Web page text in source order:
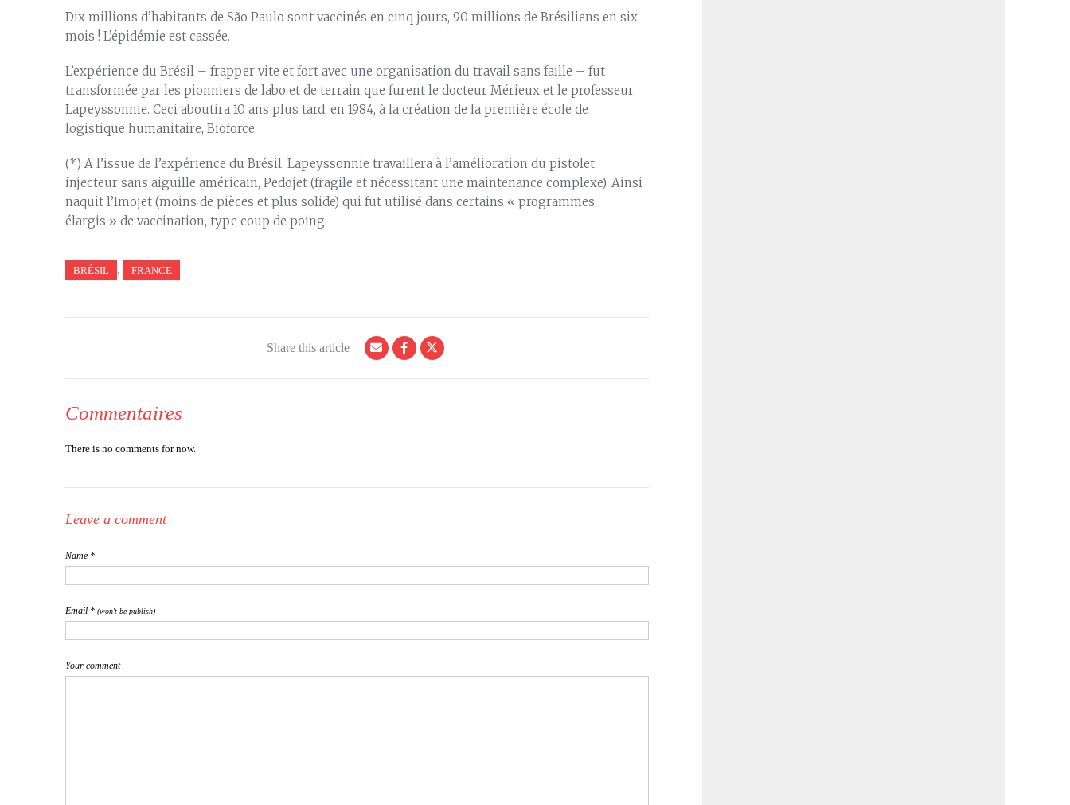
Dix millions d’habitants de São Paulo sont vaccinés en cinq jours, 90 millions de Brésiliens en six
mois ! L’épidémie est cassée.
L’expérience du Brésil – frapper vite et fort avec une organisation du travail sans faille – fut
transformée par les pionniers de labo et de terrain que furent le docteur Mérieux et le professeur
Lapeyssonnie. Ceci aboutira 10 ans plus tard, en 1984, à la création de la première école de
logistique humanitaire, Bioforce.
(*) A l’issue de l’expérience du Brésil, Lapeyssonnie travaillera à l’amélioration du pistolet
injecteur sans aiguille américain, Pedojet (fragile et nécessitant une maintenance complexe). Ainsi
naquit l’Imojet (moins de pièces et plus solide) qui fut utilisé dans certains « programmes
élargis » de vaccination, type coup de poing.
BRÉSIL , FRANCE
Share this article
Commentaires
There is no comments for now.
Leave a comment
Name *
Email * (won't be publish)
Your comment